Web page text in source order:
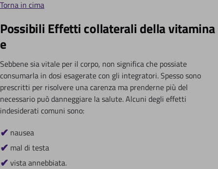
Torna in cima
Possibili Effetti collaterali della vitamina
e
Sebbene sia vitale per il corpo, non significa che possiate
consumarla in dosi esagerate con gli integratori. Spesso sono
prescritti per risolvere una carenza ma prenderne più del
necessario può danneggiare la salute. Alcuni degli effetti
indesiderati comuni sono:
nausea
mal di testa
vista annebbiata.